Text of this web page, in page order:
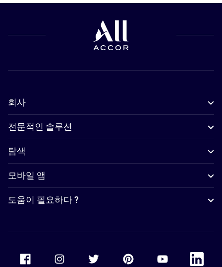
회사
전문적인 솔루션
탐색
모바일 앱
도움이 필요하다 ?
Accor Facebook Accor TwitterAccor PinterestAccor Youtube
Accor